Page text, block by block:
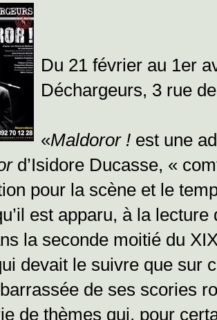
Du 21 février au 1er
Déchargeurs, 3 rue
«Maldoror ! est une
d’Isidore Ducasse, «
pour la scène et le
est apparu, à la
la seconde moitié du
devait le suivre que sur
de ses scories
de thèmes qui, pour